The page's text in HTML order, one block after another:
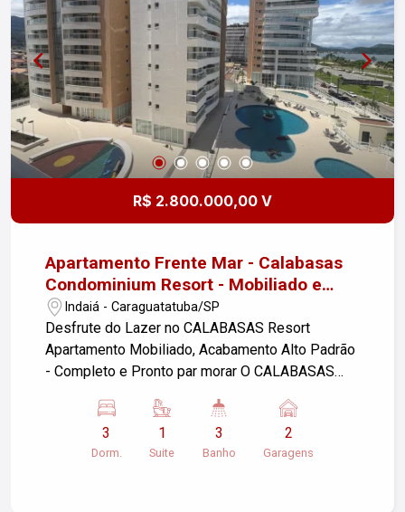
R$ 2.800.000,00 V
Apartamento Frente Mar - Calabasas
Condominium Resort - Mobiliado e
acabado - Alto Padrão
Indaiá - Caraguatatuba/SP
Desfrute do Lazer no CALABASAS Resort
Apartamento Mobiliado, Acabamento Alto Padrão
- Completo e Pronto par morar O CALABASAS
lazer para todos os gostos e idades, tornando-o
um espaço perfeito para relaxar e se divertir. O
Calabasas possui 4 torres, cada uma delas com
3
Dorm.
1
Suite
3
Banho
2
Garagens